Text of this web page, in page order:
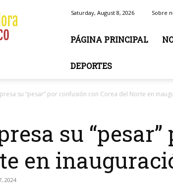
Saturday, August 8, 2026 Sobre
PÁGINA PRINCIPAL
DEPORTES
su “pesar” por confusión con Corea del Norte en
su
en
2024